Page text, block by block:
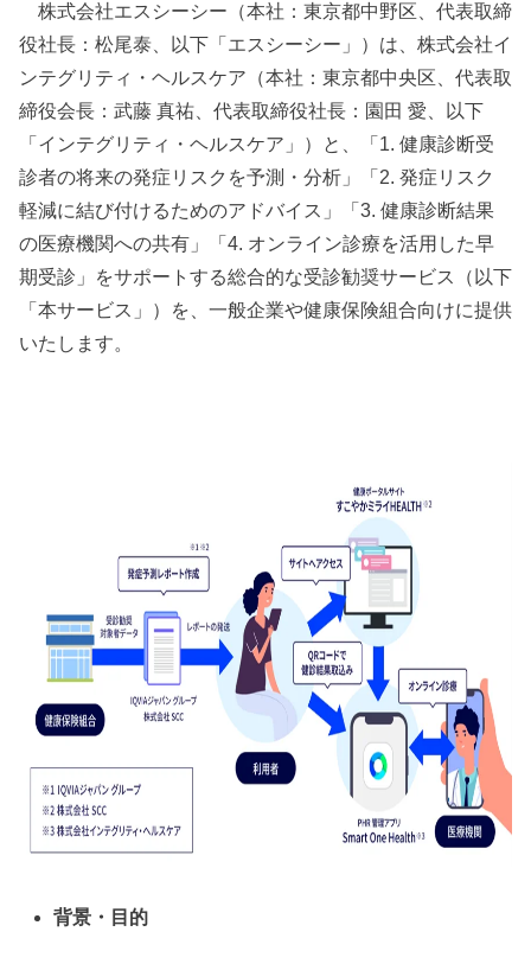
株式会社エスシーシー（本社：東京都中野区、代表取締
役社長：松尾泰、以下「エスシーシー」）は、株式会社イ
ンテグリティ・ヘルスケア（本社：東京都中央区、代表取
締役会長：武藤 真祐、代表取締役社長：園田 愛、以下
「インテグリティ・ヘルスケア」）と、「1. 健康診断受
診者の将来の発症リスクを予測・分析」「2. 発症リスク
軽減に結び付けるためのアドバイス」「3. 健康診断結果
の医療機関への共有」「4. オンライン診療を活用した早
期受診」をサポートする総合的な受診勧奨サービス（以下
「本サービス」）を、一般企業や健康保険組合向けに提供
いたします。
背景・目的